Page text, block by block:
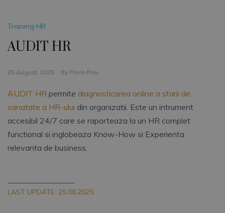
Training HR
AUDIT HR
25 August, 2025 By Florin Rau
AUDIT HR permite diagnosticarea online a starii de
sanatate a HR-ului din organizatii. Este un intrument
accesibil 24/7 care se raporteaza la un HR complet
functional si inglobeaza Know-How si Experienta
relevanta de business.
LAST UPDATE: 25.08.2025